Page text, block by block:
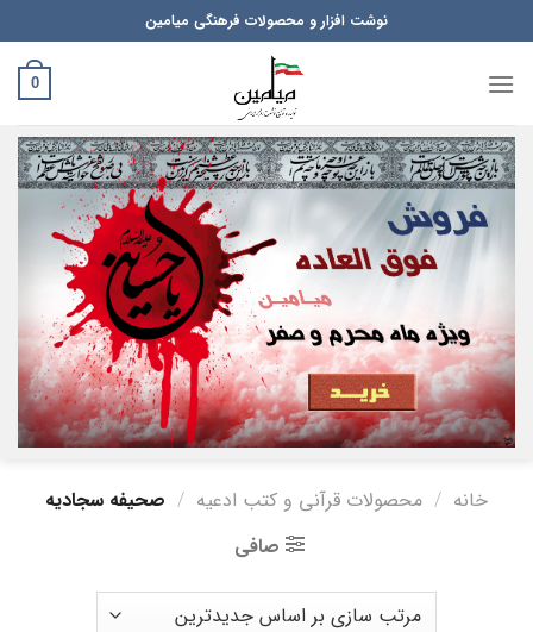
to
content
نوشت افزار و محصولات فرهنگی میامین
0
خانه / محصولات قرآنی و کتب ادعیه / صحیفه سجادیه
صافی